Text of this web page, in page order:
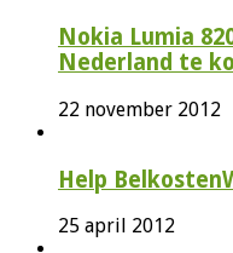
Nokia Lumia
Nederland te
22 november 2012
Help
25 april 2012